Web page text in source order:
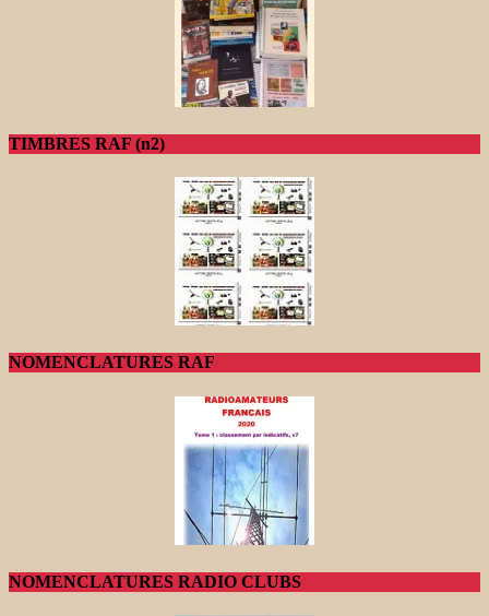
TIMBRES RAF (n2)
NOMENCLATURES RAF
NOMENCLATURES RADIO CLUBS